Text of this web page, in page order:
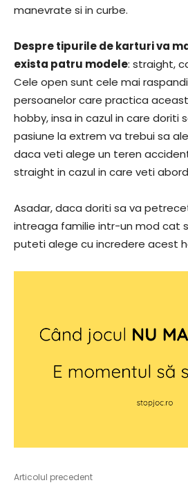
manevrate si in curbe.
Despre tipurile de karturi va
exista patru modele: straight,
Cele open sunt cele mai
persoanelor care practica
hobby, insa in cazul in care doriti
pasiune la extrem va trebui sa
daca veti alege un teren
straight in cazul in care veti
Asadar, daca doriti sa va
intreaga familie intr-un mod cat
puteti alege cu incredere acest
Articolul precedent